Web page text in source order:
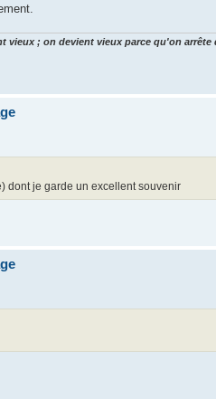
vieux ; on devient vieux parce qu'on arrête
dont je garde un excellent souvenir